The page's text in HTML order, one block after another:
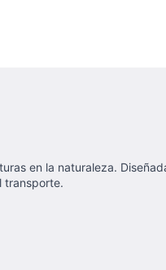
en la naturaleza.
transporte.